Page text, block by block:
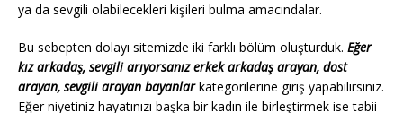
ya da sevgili olabilecekleri kişileri bulma amacındalar.
Bu sebepten dolayı sitemizde iki farklı bölüm oluşturduk. Eğer
kız arkadaş, sevgili arıyorsanız erkek arkadaş arayan, dost
arayan, sevgili arayan bayanlarkategorilerine giriş yapabilirsiniz.
Eğer niyetiniz hayatınızı başka bir kadın ile birleştirmek ise tabii